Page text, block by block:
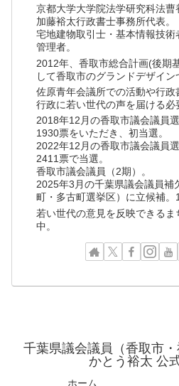
京都大学大学院法学研究科法曹
加藤裕太行政書士事務所代表。
宅地建物取引士・基本情報技
管理者。
2012年、香取市総合計画(後期
して香取市のグランドデザイン
佐原青年会議所での活動や行政
行政に若い世代の声を届ける必
2018年12月の香取市議会議員選
1930票をいただき、初当選。
2022年12月の香取市議会議員
2411票で当選。
香取市議会議員（2期）。
2025年3月の千葉県議会議員補
町・多古町選挙区）に立候補。
若い世代の意見を反映できる
中。
千葉県議会議員（香取市・
かとう裕太 公
ホーム